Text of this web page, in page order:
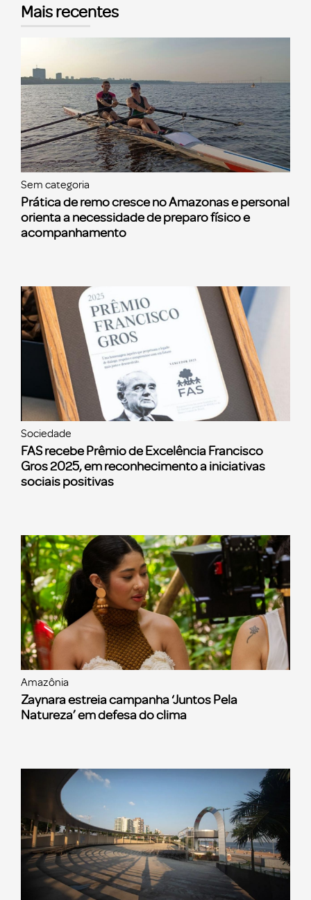
Mais recentes
Sem categoria
Prática de remo cresce no Amazonas e personal
orienta a necessidade de preparo físico e
acompanhamento
Sociedade
FAS recebe Prêmio de Excelência Francisco
Gros 2025, em reconhecimento a iniciativas
sociais positivas
Amazônia
Zaynara estreia campanha ‘Juntos Pela
Natureza’ em defesa do clima